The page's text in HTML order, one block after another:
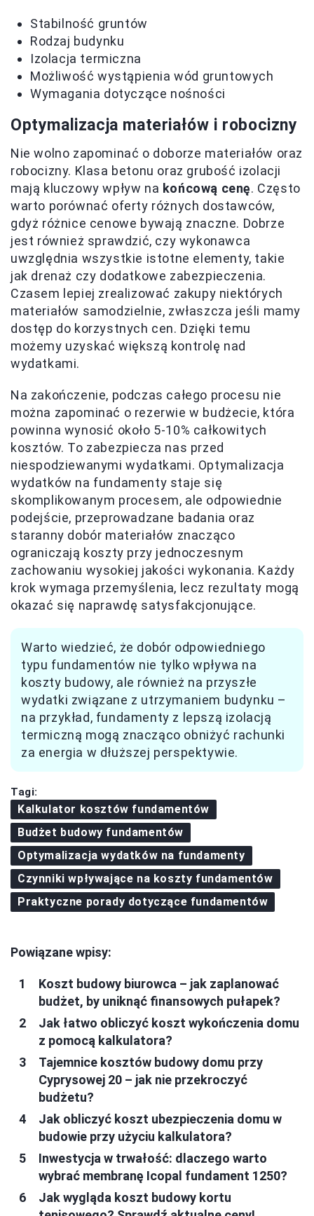
Stabilność gruntów
Rodzaj budynku
Izolacja termiczna
Możliwość wystąpienia wód gruntowych
Wymagania dotyczące nośności
Optymalizacja materiałów i robocizny
Nie wolno zapominać o doborze materiałów oraz
robocizny. Klasa betonu oraz grubość izolacji
mają kluczowy wpływ na końcową cenę. Często
warto porównać oferty różnych dostawców,
gdyż różnice cenowe bywają znaczne. Dobrze
jest również sprawdzić, czy wykonawca
uwzględnia wszystkie istotne elementy, takie
jak drenaż czy dodatkowe zabezpieczenia.
Czasem lepiej zrealizować zakupy niektórych
materiałów samodzielnie, zwłaszcza jeśli mamy
dostęp do korzystnych cen. Dzięki temu
możemy uzyskać większą kontrolę nad
wydatkami.
Na zakończenie, podczas całego procesu nie
można zapominać o rezerwie w budżecie, która
powinna wynosić około 5-10% całkowitych
kosztów. To zabezpiecza nas przed
niespodziewanymi wydatkami. Optymalizacja
wydatków na fundamenty staje się
skomplikowanym procesem, ale odpowiednie
podejście, przeprowadzane badania oraz
staranny dobór materiałów znacząco
ograniczają koszty przy jednoczesnym
zachowaniu wysokiej jakości wykonania. Każdy
krok wymaga przemyślenia, lecz rezultaty mogą
okazać się naprawdę satysfakcjonujące.
Warto wiedzieć, że dobór odpowiedniego
typu fundamentów nie tylko wpływa na
koszty budowy, ale również na przyszłe
wydatki związane z utrzymaniem budynku –
na przykład, fundamenty z lepszą izolacją
termiczną mogą znacząco obniżyć rachunki
za energia w dłuższej perspektywie.
Tagi:
Kalkulator kosztów fundamentów
Budżet budowy fundamentów
Optymalizacja wydatków na fundamenty
Czynniki wpływające na koszty fundamentów
Praktyczne porady dotyczące fundamentów
Powiązane wpisy:
Koszt budowy biurowca – jak zaplanować
budżet, by uniknąć finansowych pułapek?
Jak łatwo obliczyć koszt wykończenia domu
z pomocą kalkulatora?
Tajemnice kosztów budowy domu przy
Cyprysowej 20 – jak nie przekroczyć
budżetu?
Jak obliczyć koszt ubezpieczenia domu w
budowie przy użyciu kalkulatora?
Inwestycja w trwałość: dlaczego warto
wybrać membranę Icopal fundament 1250?
Jak wygląda koszt budowy kortu